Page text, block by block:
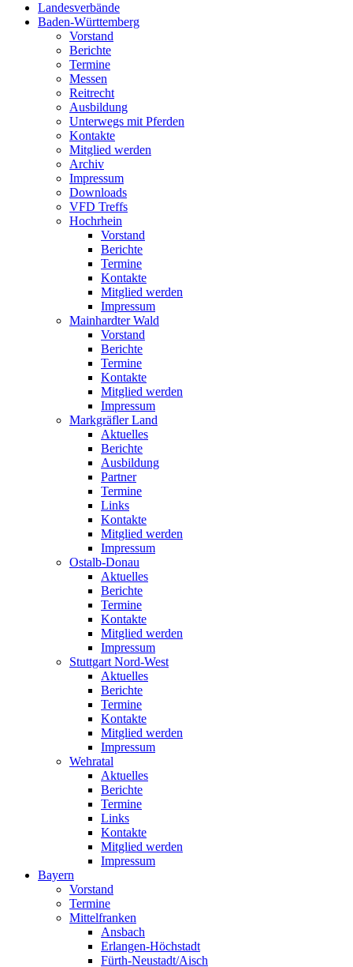
Landesverbände
Baden-Württemberg
Vorstand
Berichte
Termine
Messen
Reitrecht
Ausbildung
Unterwegs mit Pferden
Kontakte
Mitglied werden
Archiv
Impressum
Downloads
VFD Treffs
Hochrhein
Vorstand
Berichte
Termine
Kontakte
Mitglied werden
Impressum
Mainhardter Wald
Vorstand
Berichte
Termine
Kontakte
Mitglied werden
Impressum
Markgräfler Land
Aktuelles
Berichte
Ausbildung
Partner
Termine
Links
Kontakte
Mitglied werden
Impressum
Ostalb-Donau
Aktuelles
Berichte
Termine
Kontakte
Mitglied werden
Impressum
Stuttgart Nord-West
Aktuelles
Berichte
Termine
Kontakte
Mitglied werden
Impressum
Wehratal
Aktuelles
Berichte
Termine
Links
Kontakte
Mitglied werden
Impressum
Bayern
Vorstand
Termine
Mittelfranken
Ansbach
Erlangen-Höchstadt
Fürth-Neustadt/Aisch